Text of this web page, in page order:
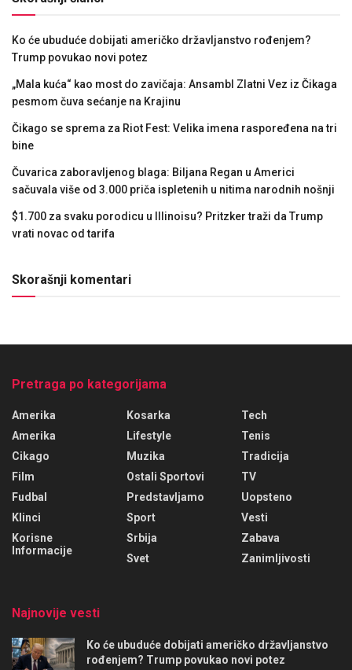
Ko će ubuduće dobijati američko državljanstvo rođenjem?
Trump povukao novi potez
„Mala kuća“ kao most do zavičaja: Ansambl Zlatni Vez iz Čikaga
pesmom čuva sećanje na Krajinu
Čikago se sprema za Riot Fest: Velika imena raspoređena na tri
bine
Čuvarica zaboravljenog blaga: Biljana Regan u Americi
sačuvala više od 3.000 priča ispletenih u nitima narodnih nošnji
$1.700 za svaku porodicu u Illinoisu? Pritzker traži da Trump
vrati novac od tarifa
Skorašnji komentari
Pretraga po kategorijama
Amerika
Amerika
Cikago
Film
Fudbal
Klinci
Korisne
Informacije
Kosarka
Lifestyle
Muzika
Ostali Sportovi
Predstavljamo
Sport
Srbija
Svet
Tech
Tenis
Tradicija
TV
Uopsteno
Vesti
Zabava
Zanimljivosti
Najnovije vesti
Ko će ubuduće dobijati američko državljanstvo
rođenjem? Trump povukao novi potez